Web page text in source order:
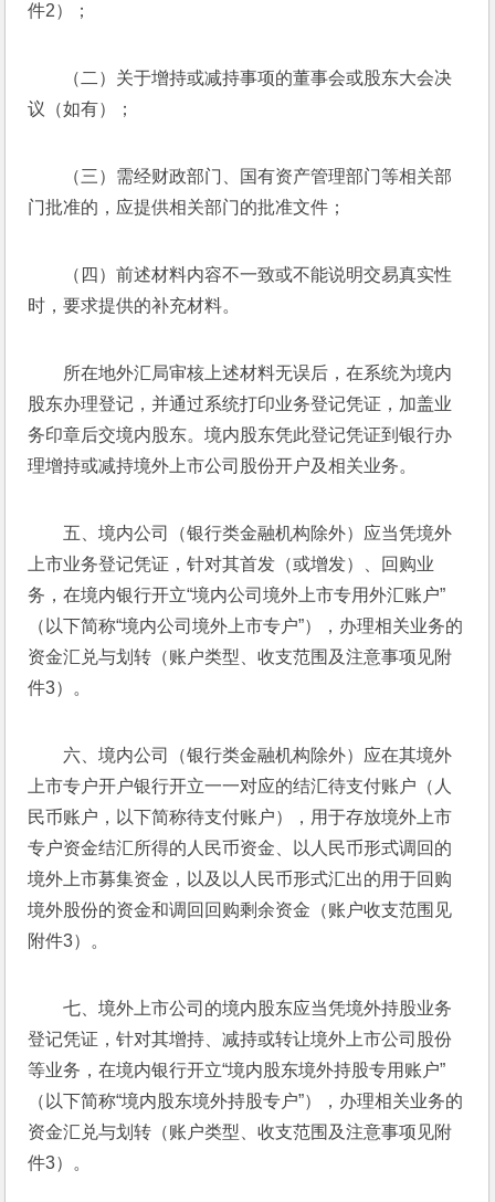
件2）；
（二）关于增持或减持事项的董事会或股东大会决
议（如有）；
（三）需经财政部门、国有资产管理部门等相关部
门批准的，应提供相关部门的批准文件；
（四）前述材料内容不一致或不能说明交易真实性
时，要求提供的补充材料。
所在地外汇局审核上述材料无误后，在系统为境内
股东办理登记，并通过系统打印业务登记凭证，加盖业
务印章后交境内股东。境内股东凭此登记凭证到银行办
理增持或减持境外上市公司股份开户及相关业务。
五、境内公司（银行类金融机构除外）应当凭境外
上市业务登记凭证，针对其首发（或增发）、回购业
务，在境内银行开立“境内公司境外上市专用外汇账户”
（以下简称“境内公司境外上市专户”），办理相关业务的
资金汇兑与划转（账户类型、收支范围及注意事项见附
件3）。
六、境内公司（银行类金融机构除外）应在其境外
上市专户开户银行开立一一对应的结汇待支付账户（人
民币账户，以下简称待支付账户），用于存放境外上市
专户资金结汇所得的人民币资金、以人民币形式调回的
境外上市募集资金，以及以人民币形式汇出的用于回购
境外股份的资金和调回回购剩余资金（账户收支范围见
附件3）。
七、境外上市公司的境内股东应当凭境外持股业务
登记凭证，针对其增持、减持或转让境外上市公司股份
等业务，在境内银行开立“境内股东境外持股专用账户”
（以下简称“境内股东境外持股专户”），办理相关业务的
资金汇兑与划转（账户类型、收支范围及注意事项见附
件3）。